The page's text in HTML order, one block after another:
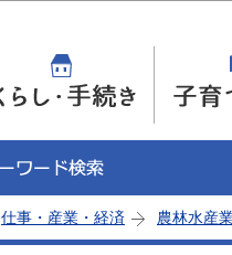
このページ
仕事・産業・経済 農林水産